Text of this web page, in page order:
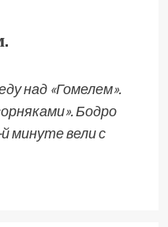
над «Гомелем».
Бодро
минуте вели с